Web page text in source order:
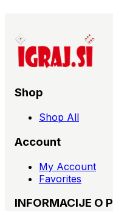
Shop
Shop All
Account
My Account
Favorites
INFORMACIJE O